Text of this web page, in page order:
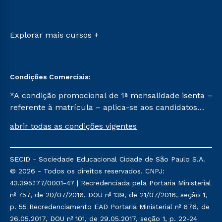
Vestibular Mérito
Vestibular Solidário
Canais de Atendimento
Explorar mais cursos +
Condições Comerciais:
*A condição promocional de 1ª mensalidade isenta –
referente à matrícula – aplica-se aos candidatos
na prova on-line ou agendada, que ofertam bolsas
semestre vigente, que ainda não tenham efetivado
e/ou não tenham cancelado ou trancado sua
matrícula em uma das Instituições da Cruzeiro do
Sul Educacional, no período de um ano. Tais
condições não se aplicam aos cursos de Medicina, e
também para matriculados via FIES, Prouni e
abrir todas as condições vigentes
SECID - Sociedade Educacional Cidade de São Paulo S.A.
© 2026 - Todos os direitos reservados. CNPJ:
43.395.177/0001-47 | Recredenciada pela Portaria Ministerial
nº 757, de 20/07/2016, DOU nº 139, de 21/07/2016, seção 1,
p. 55 Recredenciamento EAD Portaria Ministerial nº 676, de
26.05.2017, DOU nº 101, de 29.05.2017, seção 1, p. 22-24